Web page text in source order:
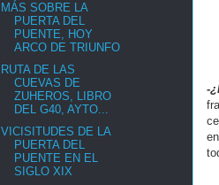
-
MÁS SOBRE LA
PUERTA DEL
PUENTE, HOY
ARCO DE TRIUNFO
RUTA DE LAS
CUEVAS DE
ZUHEROS, LIBRO
DEL G40, AYTO...
VICISITUDES DE LA
PUERTA DEL
PUENTE EN EL
SIGLO XIX